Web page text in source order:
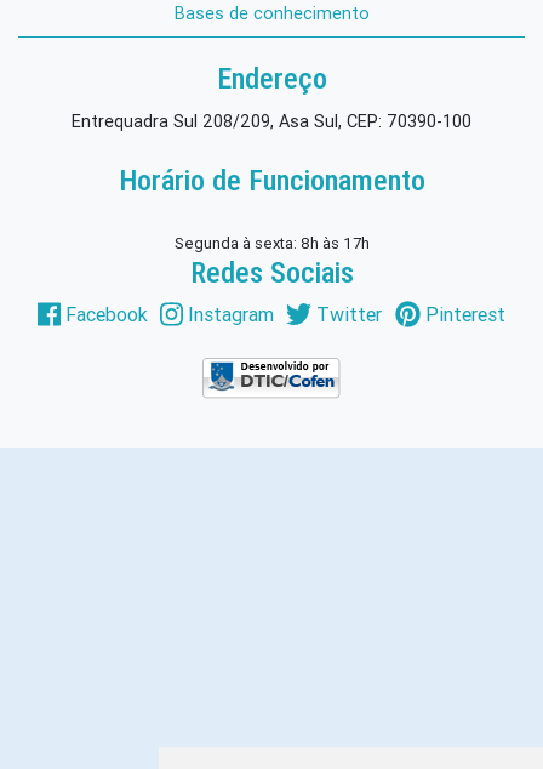
Bases de conhecimento
Endereço
Entrequadra Sul 208/209, Asa Sul, CEP: 70390-100
Horário de Funcionamento
Segunda à sexta: 8h às 17h
Redes Sociais
Facebook Instagram Twitter Pinterest